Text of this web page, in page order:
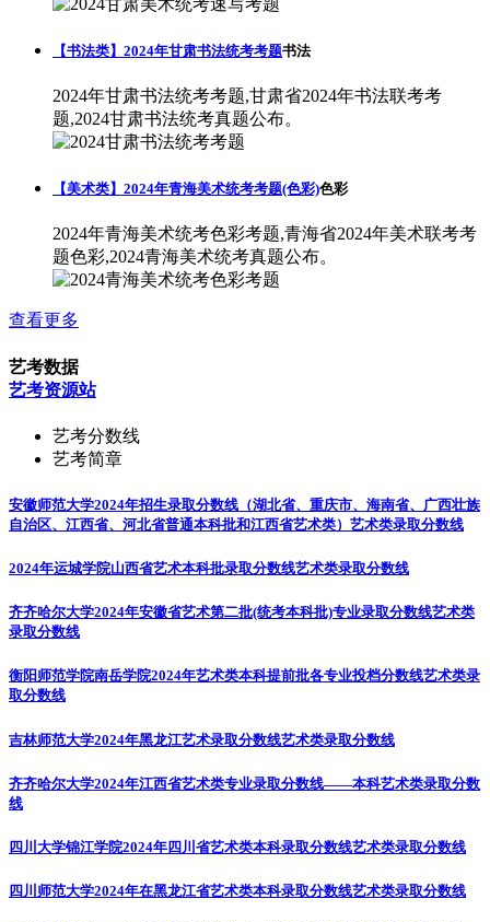
【书法类】2024年甘肃书法统考考题书法
2024年甘肃书法统考考题,甘肃省2024年书法联考考
题,2024甘肃书法统考真题公布。
【美术类】2024年青海美术统考考题(色彩)色彩
2024年青海美术统考色彩考题,青海省2024年美术联考考
题色彩,2024青海美术统考真题公布。
查看更多
艺考数据
艺考资源站
艺考分数线
艺考简章
安徽师范大学2024年招生录取分数线（湖北省、重庆市、海南省、广西壮族
自治区、江西省、河北省普通本科批和江西省艺术类） 艺术类录取分数线
2024年运城学院山西省艺术本科批录取分数线艺术类录取分数线
齐齐哈尔大学2024年安徽省艺术第二批(统考本科批)专业录取分数线艺术类
录取分数线
衡阳师范学院南岳学院2024年艺术类本科提前批各专业投档分数线艺术类录
取分数线
吉林师范大学2024年黑龙江艺术录取分数线艺术类录取分数线
齐齐哈尔大学2024年江西省艺术类专业录取分数线——本科艺术类录取分数
线
四川大学锦江学院2024年四川省艺术类本科录取分数线艺术类录取分数线
四川师范大学2024年在黑龙江省艺术类本科录取分数线艺术类录取分数线